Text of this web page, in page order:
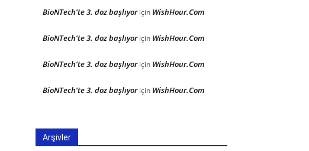
BioNTech’te 3. doz başlıyoriçin WishHour.Com
BioNTech’te 3. doz başlıyoriçin WishHour.Com
BioNTech’te 3. doz başlıyoriçin WishHour.Com
BioNTech’te 3. doz başlıyoriçin WishHour.Com
Arşivler